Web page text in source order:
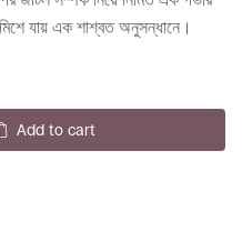
যায় এক শাশ্বত অনুসন্ধানে।
Add to cart